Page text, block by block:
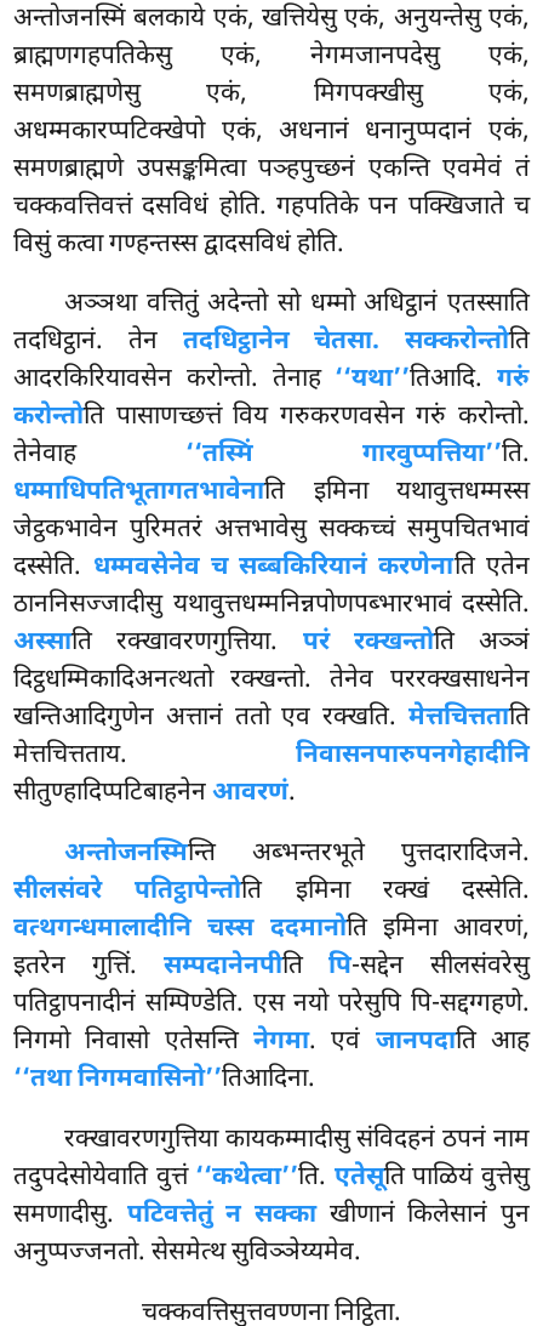
अन्तोजनस्मिं बलकाये एकं, खत्तियेसु एकं, अनुयन्तेसु एकं,
ब्राह्मणगहपतिकेसु एकं, नेगमजानपदेसु एकं,
समणब्राह्मणेसु एकं, मिगपक्खीसु एकं,
अधम्मकारप्पटिक्खेपो एकं, अधनानं धनानुप्पदानं एकं,
समणब्राह्मणे उपसङ्कमित्वा पञ्हपुच्छनं एकन्ति एवमेवं तं
चक्कवत्तिवत्तं दसविधं होति. गहपतिके पन पक्खिजाते च
विसुं कत्वा गण्हन्तस्स द्वादसविधं होति.
अञ्ञथा वत्तितुं अदेन्तो सो धम्मो अधिट्ठानं एतस्साति
तदधिट्ठानं. तेन तदधिट्ठानेन चेतसा. सक्करोन्तोति
आदरकिरियावसेन करोन्तो. तेनाह ‘‘यथा’’तिआदि. गरुं
करोन्तोति पासाणच्छत्तं विय गरुकरणवसेन गरुं करोन्तो.
तेनेवाह ‘‘तस्मिं गारवुप्पत्तिया’’ति.
धम्माधिपतिभूतागतभावेनाति इमिना यथावुत्तधम्मस्स
जेट्ठकभावेन पुरिमतरं अत्तभावेसु सक्कच्चं समुपचितभावं
दस्सेति. धम्मवसेनेव च सब्बकिरियानं करणेनाति एतेन
ठाननिसज्जादीसु यथावुत्तधम्मनिन्नपोणपब्भारभावं दस्सेति.
अस्साति रक्खावरणगुत्तिया. परं रक्खन्तोति अञ्ञं
दिट्ठधम्मिकादिअनत्थतो रक्खन्तो. तेनेव पररक्खसाधनेन
खन्तिआदिगुणेन अत्तानं ततो एव रक्खति. मेत्तचित्तताति
मेत्तचित्तताय. निवासनपारुपनगेहादीनि
सीतुण्हादिप्पटिबाहनेनआवरणं.
अन्तोजनस्मिन्ति अब्भन्तरभूते पुत्तदारादिजने.
सीलसंवरे पतिट्ठापेन्तोति इमिना रक्खं दस्सेति.
वत्थगन्धमालादीनि चस्स ददमानोति इमिना आवरणं,
इतरेन गुत्तिं. सम्पदानेनपीतिपि-सद्देन सीलसंवरेसु
पतिट्ठापनादीनं सम्पिण्डेति. एस नयो परेसुपि पि-सद्दग्गहणे.
निगमो निवासो एतेसन्ति नेगमा. एवं जानपदाति आह
‘‘तथा निगमवासिनो’’तिआदिना.
रक्खावरणगुत्तिया कायकम्मादीसु संविदहनं ठपनं नाम
तदुपदेसोयेवाति वुत्तं ‘‘कथेत्वा’’ति. एतेसूति पाळियं वुत्तेसु
समणादीसु. पटिवत्तेतुं न सक्काखीणानं किलेसानं पुन
अनुप्पज्जनतो. सेसमेत्थ सुविञ्ञेय्यमेव.
चक्कवत्तिसुत्तवण्णना निट्ठिता.